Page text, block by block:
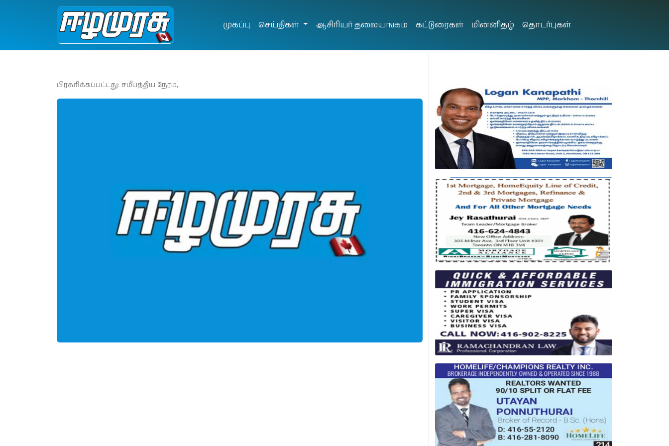
முகப்பு செய்திகள் ஆசிரியர் தலையங்கம் கட்டுரைகள் மின்னிதழ் தொடர்புகள்
பிரசுரிக்கப்பட்டது: சமீபத்திய நேரம்,